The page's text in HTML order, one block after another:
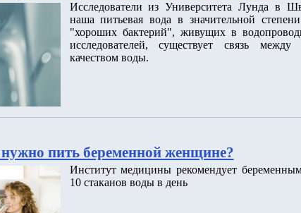
Исследователи из Университета Лунда в
наша питьевая вода в значительной
"хороших бактерий", живущих в
исследователей, существует связь
качеством воды.
пить беременной женщине?
Институт медицины рекомендует
10 стаканов воды в день